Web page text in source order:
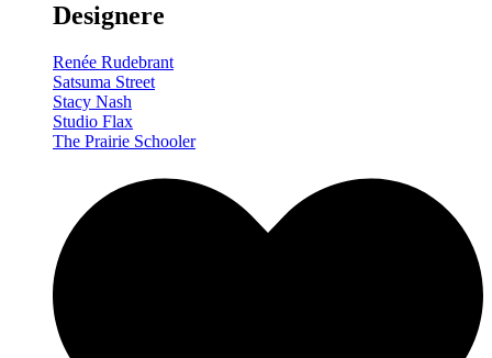
Designere
Renée Rudebrant
Satsuma Street
Stacy Nash
Studio Flax
The Prairie Schooler